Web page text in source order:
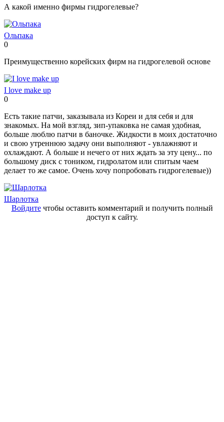
А какой именно фирмы гидрогелевые?
Ольпака
0
Преимущественно корейских фирм на гидрогелевой основе
I love make up
0
Есть такие патчи, заказывала из Кореи и для себя и для
знакомых. На мой взгляд, зип-упаковка не самая удобная,
больше люблю патчи в баночке. Жидкости в моих достаточно
и свою утреннюю задачу они выполняют - увлажняют и
охлаждают. А больше и нечего от них ждать за эту цену... по
большому диск с тоником, гидролатом или спитым чаем
делает то же самое. Очень хочу попробовать гидрогелевые))
Шарлотка
Войдитечтобы оставить комментарий и получить полный
доступ к сайту.